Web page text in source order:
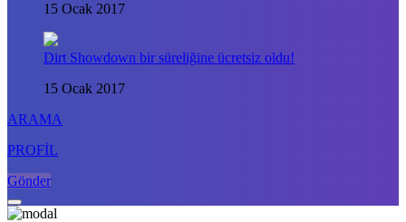
15 Ocak 2017
Dirt Showdown bir süreliğine ücretsiz oldu!
15 Ocak 2017
ARAMA
PROFİL
Gönder